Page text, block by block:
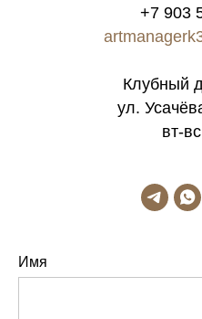
+7 903
Клубный
ул.
вт-
Имя